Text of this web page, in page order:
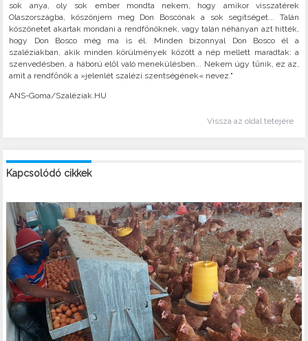
sok anya, oly sok ember mondta nekem, hogy amikor visszatérek
Olaszországba, köszönjem meg Don Boscónak a sok segítséget... Talán
köszönetet akartak mondani a rendfőnöknek, vagy talán néhányan azt hitték,
hogy Don Bosco még ma is él. Minden bizonnyal Don Bosco él a
szaléziakban, akik minden körülmények között a nép mellett maradtak: a
szenvedésben, a háború elől való menekülésben... Nekem úgy tűnik, ez az,
amit a rendfőnök a »jelenlét szalézi szentségének« nevez."
ANS-Goma/Szaléziak.HU
Vissza az oldal tetejére
Kapcsolódó cikkek